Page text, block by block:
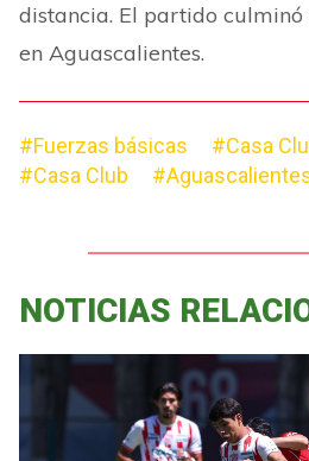
distancia. El partido
en Aguascalientes.
#Fuerzas básicas
#Casa
#Casa Club
NOTICIAS